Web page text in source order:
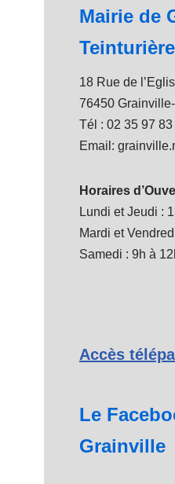
Mairie de
Teinturière
18 Rue de
76450
Tél : 02 35 97 83
Email:
Horaires
Lundi et Jeudi :
Mardi et
Samedi : 9h à
Accès
Le
Grainville